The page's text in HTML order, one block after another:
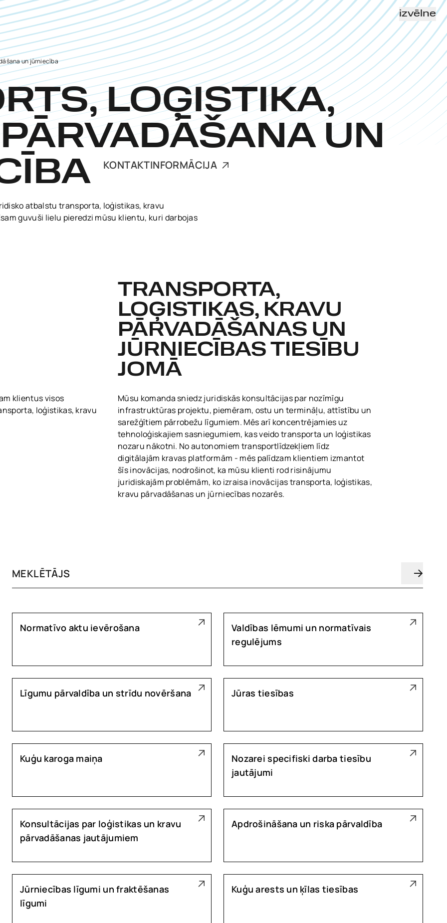
izvēlne
un jūrniecība
LOĢISTIKA,
UN
KONTAKTINFORMĀCIJA
atbalstu transporta, loģistikas, kravu
guvuši lielu pieredzi mūsu klientu, kuri darbojas
TRANSPORTA,
LOĢISTIKAS, KRAVU
PĀRVADĀŠANAS UN
JŪRNIECĪBAS TIESĪBU
JOMĀ
klientus visos
loģistikas, kravu
Mūsu komanda sniedz juridiskās konsultācijas par nozīmīgu
infrastruktūras projektu, piemēram, ostu un termināļu, attīstību un
sarežģītiem pārrobežu līgumiem. Mēs arī koncentrējamies uz
tehnoloģiskajiem sasniegumiem, kas veido transporta un loģistikas
nozaru nākotni. No autonomiem transportlīdzekļiem līdz
digitālajām kravas platformām - mēs palīdzam klientiem izmantot
šīs inovācijas, nodrošinot, ka mūsu klienti rod risinājumu
juridiskajām problēmām, ko izraisa inovācijas transporta, loģistikas,
kravu pārvadāšanas un jūrniecības nozarēs.
Normatīvo aktu ievērošana
Valdības lēmumi un normatīvais
regulējums
Līgumu pārvaldība un strīdu novēršana Jūras tiesības
Kuģu karoga maiņa
Nozarei specifiski darba tiesību
jautājumi
Konsultācijas par loģistikas un kravu
pārvadāšanas jautājumiem
Apdrošināšana un riska pārvaldība
Jūrniecības līgumi un fraktēšanas
līgumi
Kuģu arests un ķīlas tiesības